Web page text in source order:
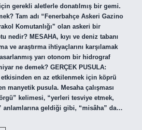
gerekli aletlerle donatılmış bir gemi.
Tam adı “Fenerbahçe Askeri Gazino
Komutanlığı” olan askeri bir
nedir? MESAHA, kıyı ve deniz tabanı
ve araştırma ihtiyaçlarını karşılamak
yarı otonom bir hidrograf
ne demek? GERÇEK PUSULA:
en az etkilenmek için köprü
manyetik pusula. Mesaha çalışması
kelimesi, “yerleri tesviye etmek,
anlamlarına geldiği gibi, “misâha” da…